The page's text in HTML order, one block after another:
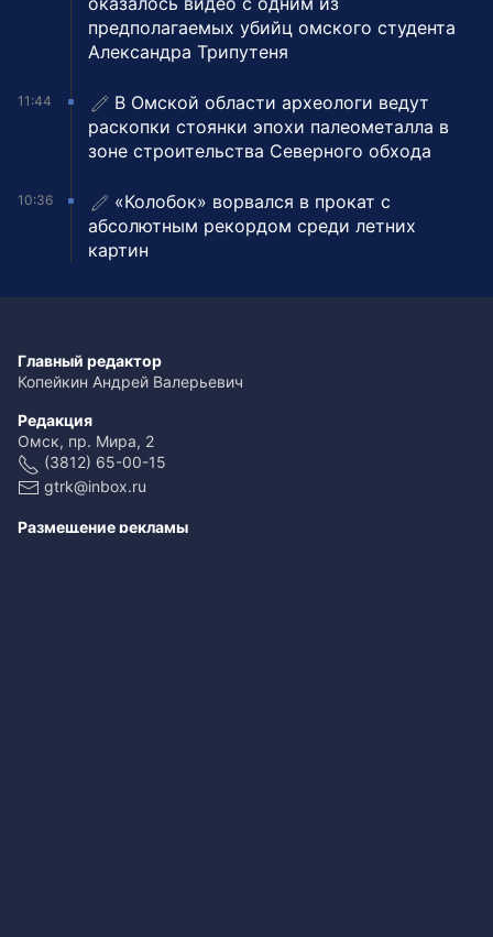
предполагаемых убийц омского студента
Александра Трипутеня
11:44
В Омской области археологи ведут
раскопки стоянки эпохи палеометалла в
зоне строительства Северного обхода
10:36
«Колобок» ворвался в прокат с
абсолютным рекордом среди летних
картин
Главный редактор
Копейкин Андрей Валерьевич
Редакция
Омск, пр. Мира, 2
(3812) 65-00-15
gtrk@inbox.ru
Размещение рекламы